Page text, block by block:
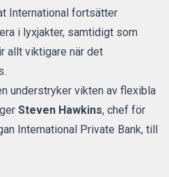
International fortsätter
i lyxjakter, samtidigt som
allt viktigare när det
understryker vikten av flexibla
Steven Hawkins, chef för
International Private Bank, till